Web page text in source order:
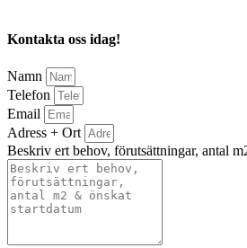
Kontakta oss idag!
Namn
Telefon
Email
Adress + Ort
Beskriv ert behov, förutsättningar, antal